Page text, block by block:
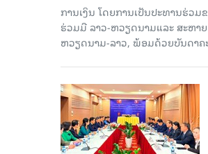
ການເງິນ ໂດຍການເປັນປະທານຮ່ວ
ຮ່ວມມື ລາວ-ຫວຽດນາມແລະ ສະຫາ
ຫວຽດນາມ-ລາວ, ພ້ອມດ້ວຍບັນດາຄ